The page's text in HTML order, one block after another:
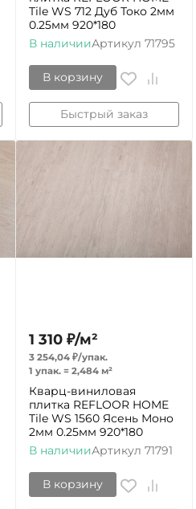
Tile WS 712 Дуб Токо 2мм
0.25мм 920*180
В наличииАртикул 71795
В корзину
Быстрый заказ
1 310 ₽/м²
3 254,04 ₽/упак.
1 упак. = 2,484 м²
Кварц-виниловая
плитка REFLOOR HOME
Tile WS 1560 Ясень Моно
2мм 0.25мм 920*180
В наличииАртикул 71791
В корзину